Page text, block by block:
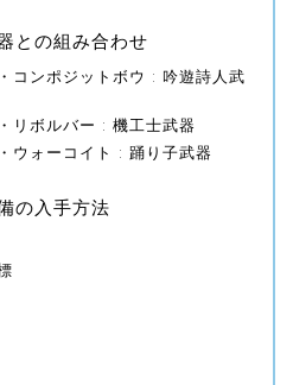
との組み合わせ
コンポジットボウ : 吟遊詩人武
リボルバー : 機工士武器
ウォーコイト : 踊り子武器
の入手方法